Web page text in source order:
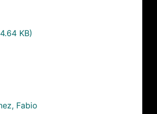
KB)
Fabio